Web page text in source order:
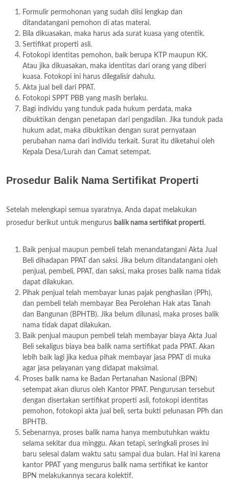
Formulir permohonan yang sudah diisi lengkap dan
ditandatangani pemohon di atas materai.
Bila dikuasakan, maka harus ada surat kuasa yang otentik.
Sertifikat properti asli.
Fotokopi identitas pemohon, baik berupa KTP maupun KK.
Atau jika dikuasakan, maka identitas dari orang yang diberi
kuasa. Fotokopi ini harus dilegalisir dahulu.
Akta jual beli dari PPAT.
Fotokopi SPPT PBB yang masih berlaku.
Bagi individu yang tunduk pada hukum perdata, maka
dibuktikan dengan penetapan dari pengadilan. Jika tunduk pada
hukum adat, maka dibuktikan dengan surat pernyataan
perubahan nama dari individu terkait. Surat itu diketahui oleh
Kepala Desa/Lurah dan Camat setempat.
Prosedur Balik Nama Sertifikat Properti
Setelah melengkapi semua syaratnya, Anda dapat melakukan
prosedur berikut untuk mengurus balik nama sertifikat properti.
Baik penjual maupun pembeli telah menandatangani Akta Jual
Beli dihadapan PPAT dan saksi. Jika belum ditandatangani oleh
penjual, pembeli, PPAT, dan saksi, maka proses balik nama tidak
dapat dilakukan.
Pihak penjual telah membayar lunas pajak penghasilan (PPh),
dan pembeli telah membayar Bea Perolehan Hak atas Tanah
dan Bangunan (BPHTB). Jika belum dilunasi, maka proses balik
nama tidak dapat dilakukan.
Baik penjual maupun pembeli telah membayar biaya Akta Jual
Beli sekaligus biaya bea balik nama sertifikat pada PPAT. Akan
lebih baik lagi jika kedua pihak membayar jasa PPAT di muka
agar jasa pelayanan yang didapat maksimal.
Proses balik nama ke Badan Pertanahan Nasional (BPN)
setempat akan diurus oleh Kantor PPAT. Pengurusan tersebut
dengan disertakan sertifikat properti asli, fotokopi identitas
pemohon, fotokopi akta jual beli, serta bukti pelunasan PPh dan
BPHTB.
Sebenarnya, proses balik nama hanya membutuhkan waktu
selama sekitar dua minggu. Akan tetapi, seringkali proses ini
baru selesai dalam waktu satu sampai dua bulan. Hal ini karena
kantor PPAT yang mengurus balik nama sertifikat ke kantor
BPN melakukannya secara kolektif.